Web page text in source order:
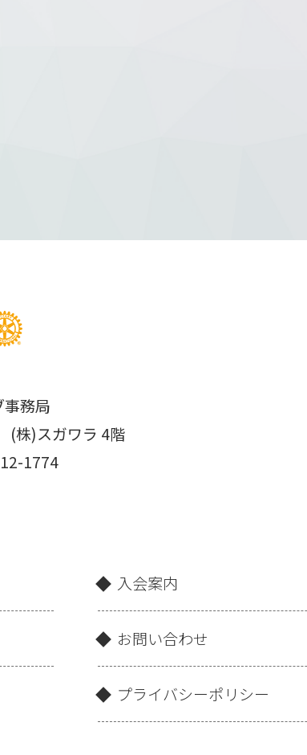
務局
(株)スガワラ 4階
1774
入会案内
お問い合わせ
プライバシーポリシー